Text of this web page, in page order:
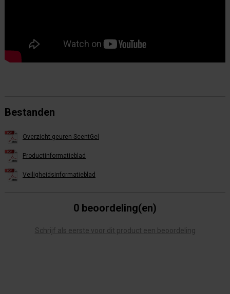
Bestanden
Overzicht geuren ScentGel
Productinformatieblad
Veiligheidsinformatieblad
0 beoordeling(en)
Schrijf als eerste voor dit product een beoordeling